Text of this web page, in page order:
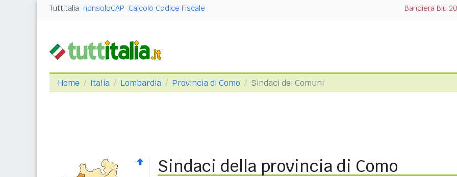
Tuttitalia nonsoloCAP Calcolo Codice Fiscale Bandiera Blu
Home Italia Lombardia Provincia di Como Sindaci dei Comuni
Sindaci della provincia di Como